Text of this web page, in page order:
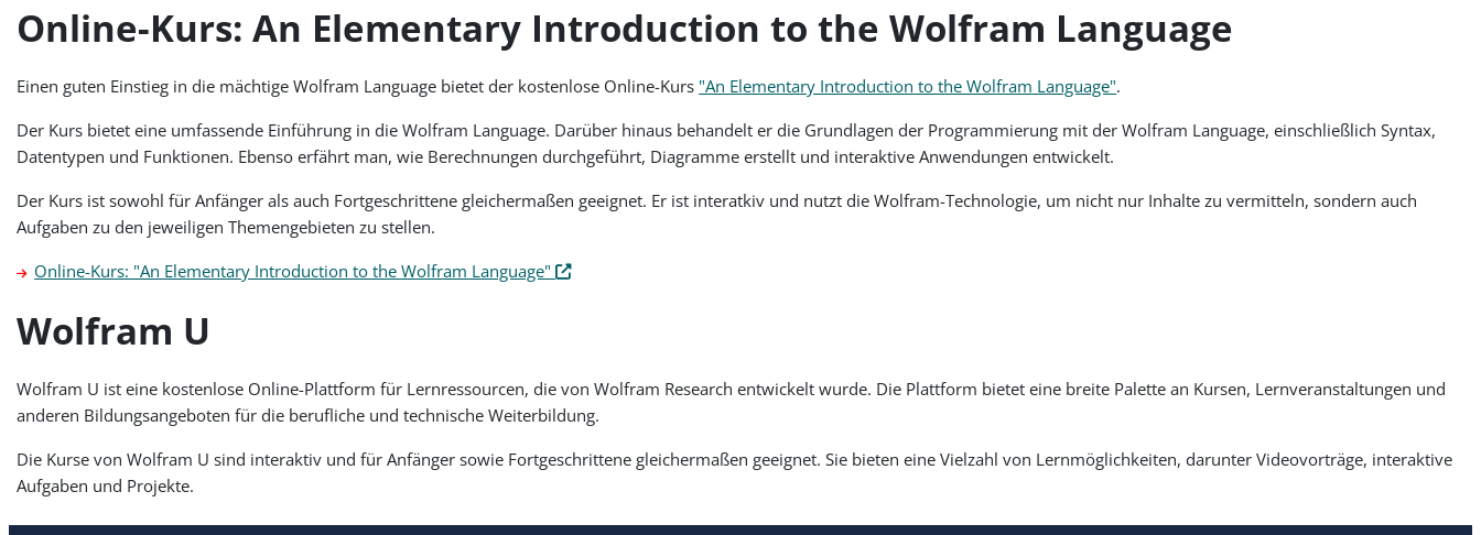
Online-Kurs: An Elementary Introduction to the Wolfram Language
Einen guten Einstieg in die mächtige Wolfram Language bietet der kostenlose Online-Kurs "An Elementary Introduction to the Wolfram Language".
Der Kurs bietet eine umfassende Einführung in die Wolfram Language. Darüber hinaus behandelt er die Grundlagen der Programmierung mit der Wolfram Language, einschließlich Syntax,
Datentypen und Funktionen. Ebenso erfährt man, wie Berechnungen durchgeführt, Diagramme erstellt und interaktive Anwendungen entwickelt.
Der Kurs ist sowohl für Anfänger als auch Fortgeschrittene gleichermaßen geeignet. Er ist interatkiv und nutzt die Wolfram-Technologie, um nicht nur Inhalte zu vermitteln, sondern auch
Aufgaben zu den jeweiligen Themengebieten zu stellen.
Online-Kurs: "An Elementary Introduction to the Wolfram Language"
Wolfram U
Wolfram U ist eine kostenlose Online-Plattform für Lernressourcen, die von Wolfram Research entwickelt wurde. Die Plattform bietet eine breite Palette an Kursen, Lernveranstaltungen und
anderen Bildungsangeboten für die berufliche und technische Weiterbildung.
Die Kurse von Wolfram U sind interaktiv und für Anfänger sowie Fortgeschrittene gleichermaßen geeignet. Sie bieten eine Vielzahl von Lernmöglichkeiten, darunter Videovorträge, interaktive
Aufgaben und Projekte.